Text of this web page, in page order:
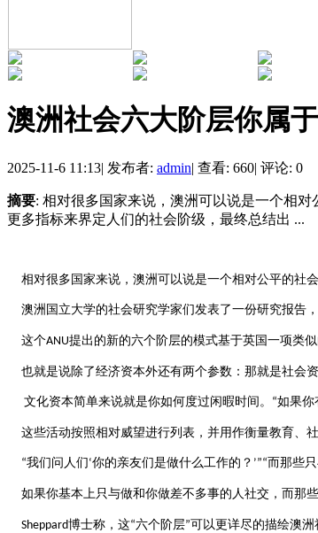
澳洲社会六大阶层你属
2025-11-6 11:13| 发布者: admin| 查看: 660| 评论: 0
摘要: 相对很多国家来说，澳洲可以说是一个相
更多指标来界定人们的社会阶级，最终总结出 ...
相对很多国家来说，澳洲可以说是一个相对公平的社
澳洲国立大学的社会研究学家们发表了一份研究报告
这个ANU提出的新的六个阶层的模式基于英国一项类
也就是说除了经济资本外还有两个参数：那就是社会资
文化资本简单来说就是你如何度过闲暇时间。 “如果你
这些活动按照相对威望进行列表，并用作衡量教育、
“我们问人们‘你的亲友们是做什么工作的？ ’”“而那些
如果你基本上只与做和你做差不多事的人社交，而那
Sheppard博士称，这“六个阶层”可以更详尽的描绘澳洲